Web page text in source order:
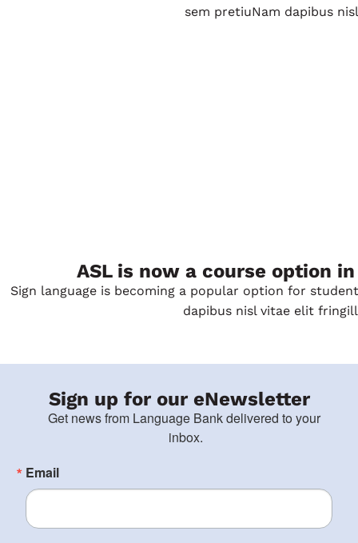
sem pretiuNam dapibus
ASL is now a course option
Sign language is becoming a popular option for
dapibus nisl vitae elit
Sign up for our eNewsletter
Get news from Language Bank delivered to your
inbox.
Email